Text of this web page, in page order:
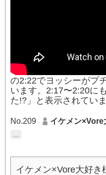
の2:22でヨッシーがプ
います。2:17〜2:20に
た!?」と表示されていま
No.209 イケメン×Vore
イケメン×Vore大好き